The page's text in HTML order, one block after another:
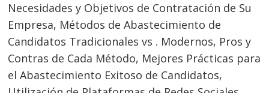
Necesidades y Objetivos de Contratación de Su
Empresa, Métodos de Abastecimiento de
Candidatos Tradicionales vs . Modernos, Pros y
Contras de Cada Método, Mejores Prácticas para
el Abastecimiento Exitoso de Candidatos,